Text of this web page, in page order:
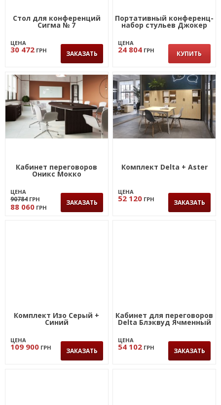
Стол для конференций
Сигма № 7
ЦЕНА
30 472 ГРН ЗАКАЗАТЬ
Портативный конференц-
набор стульев Джокер
ЦЕНА
24 804 ГРН КУПИТЬ
Кабинет переговоров
Оникс Мокко
ЦЕНА
90784 ГРН
88 060 ГРН
ЗАКАЗАТЬ
Комплект Delta + Aster
ЦЕНА
52 120 ГРН ЗАКАЗАТЬ
Комплект Изо Серый +
Синий
ЦЕНА
109 900 ГРН ЗАКАЗАТЬ
Кабинет для переговоров
Delta Блэквуд Ячменный
ЦЕНА
54 102 ГРН ЗАКАЗАТЬ